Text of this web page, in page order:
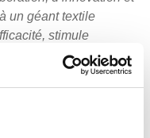
un géant textile
stimule
d’un marché mondial
sommes en
et d’offrir une